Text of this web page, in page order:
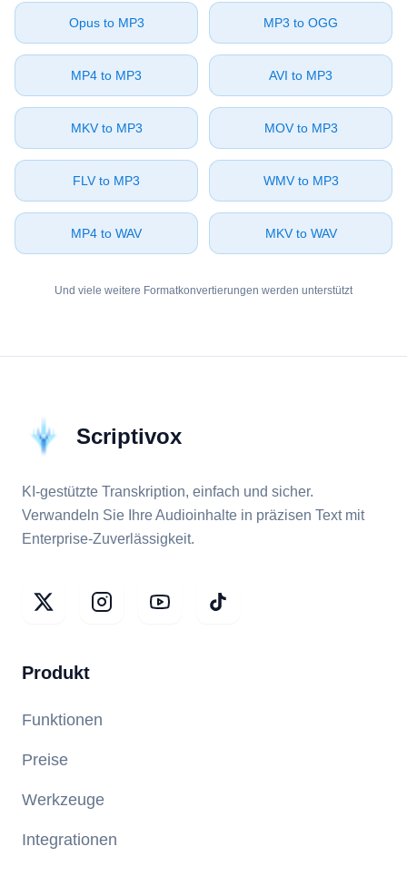
⁦Opus⁩ to ⁦MP3⁩ ⁦MP3⁩ to ⁦OGG⁩
⁦MP4⁩ to ⁦MP3⁩ ⁦AVI⁩ to ⁦MP3⁩
⁦MKV⁩ to ⁦MP3⁩ ⁦MOV⁩ to ⁦MP3⁩
⁦FLV⁩ to ⁦MP3⁩ ⁦WMV⁩ to ⁦MP3⁩
⁦MP4⁩ to ⁦WAV⁩ ⁦MKV⁩ to ⁦WAV⁩
Und viele weitere Formatkonvertierungen werden unterstützt
Scriptivox
KI-gestützte Transkription, einfach und sicher.
Verwandeln Sie Ihre Audioinhalte in präzisen Text mit
Enterprise-Zuverlässigkeit.
Produkt
Funktionen
Preise
Werkzeuge
Integrationen